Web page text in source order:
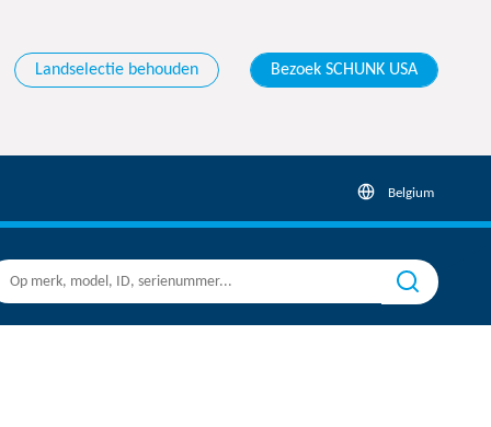
Landselectie behouden Bezoek SCHUNK USA
Belgium